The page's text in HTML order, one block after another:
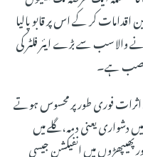
اقدامات کر کے اس پر قابو پالیا
والا سب سے بڑے ایئر فلٹر کی
نصب ہے۔
فوری طور پر محسوس ہوتے
دشواری یعنی دمہ،گلے میں
پھیپھڑوں میں انفیکشن جیسی